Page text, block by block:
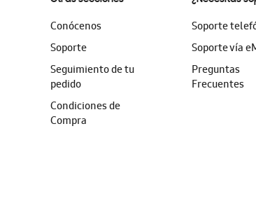
Conócenos
Soporte
Seguimiento de tu
pedido
Condiciones de
Compra
Soporte
Soporte vía
Preguntas
Frecuentes